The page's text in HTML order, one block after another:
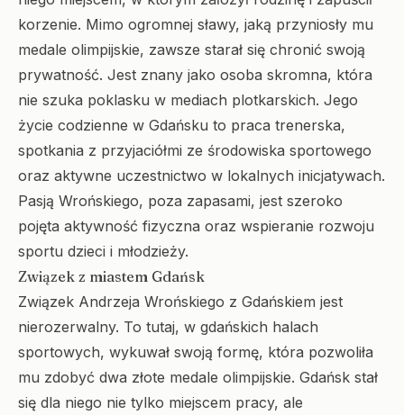
korzenie. Mimo ogromnej sławy, jaką przyniosły mu
medale olimpijskie, zawsze starał się chronić swoją
prywatność. Jest znany jako osoba skromna, która
nie szuka poklasku w mediach plotkarskich. Jego
życie codzienne w Gdańsku to praca trenerska,
spotkania z przyjaciółmi ze środowiska sportowego
oraz aktywne uczestnictwo w lokalnych inicjatywach.
Pasją Wrońskiego, poza zapasami, jest szeroko
pojęta aktywność fizyczna oraz wspieranie rozwoju
sportu dzieci i młodzieży.
Związek z miastem Gdańsk
Związek Andrzeja Wrońskiego z Gdańskiem jest
nierozerwalny. To tutaj, w gdańskich halach
sportowych, wykuwał swoją formę, która pozwoliła
mu zdobyć dwa złote medale olimpijskie. Gdańsk stał
się dla niego nie tylko miejscem pracy, ale